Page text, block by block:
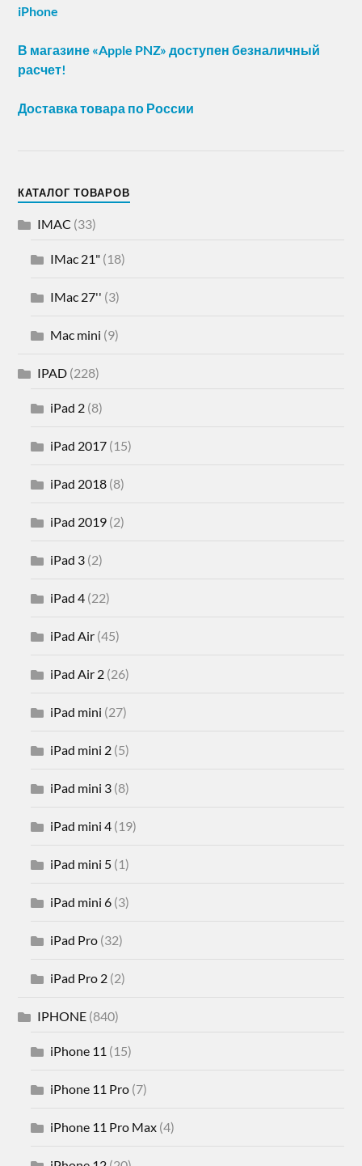
iPhone
В магазине «Apple PNZ» доступен безналичный
расчет!
Доставка товара по России
КАТАЛОГ ТОВАРОВ
IMAC (33)
IMac 21" (18)
IMac 27'' (3)
Mac mini (9)
IPAD (228)
iPad 2 (8)
iPad 2017 (15)
iPad 2018 (8)
iPad 2019 (2)
iPad 3 (2)
iPad 4 (22)
iPad Air (45)
iPad Air 2 (26)
iPad mini (27)
iPad mini 2 (5)
iPad mini 3 (8)
iPad mini 4 (19)
iPad mini 5 (1)
iPad mini 6 (3)
iPad Pro (32)
iPad Pro 2 (2)
IPHONE (840)
iPhone 11 (15)
iPhone 11 Pro (7)
iPhone 11 Pro Max (4)